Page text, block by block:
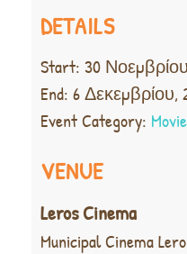
DETAILS
Start: 30
End: 6 Δεκεμβρίου,
Event Category: Movie
VENUE
Leros Cinema
Municipal Cinema